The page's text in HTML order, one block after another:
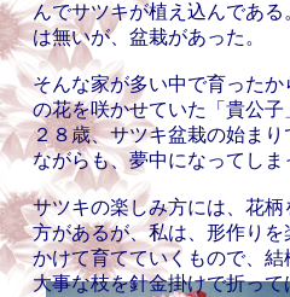
んでサツキが植え込んであ
は無いが、盆栽があった。
そんな家が多い中で育った
の花を咲かせていた「貴公
２８歳、サツキ盆栽の始ま
ながらも、夢中になってしま
サツキの楽しみ方には、花
方があるが、私は、形作り
かけて育てていくもので、
大事な枝を針金掛けで折っ